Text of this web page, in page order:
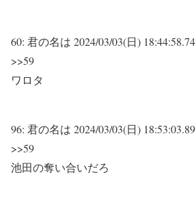
60: 君の名は 2024/03/03(日) 18:44:58.74
>>59
ワロタ
96: 君の名は 2024/03/03(日) 18:53:03.89
>>59
池田の奪い合いだろ